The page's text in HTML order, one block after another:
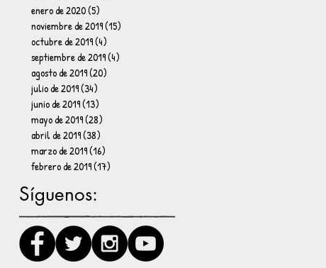
enero de 2020(5)
noviembre de 2019(15)
octubre de 2019(4)
septiembre de 2019(4)
agosto de 2019(20)
julio de 2019(34)
junio de 2019(13)
mayo de 2019(28)
abril de 2019(38)
marzo de 2019(16)
febrero de 2019(17)
Síguenos: